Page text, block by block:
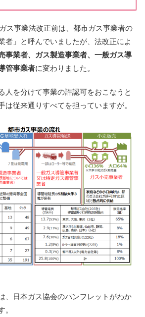
ス事業法改正前は、都市ガス事業者の
者」と呼んでいましたが、法改正によ
事業者、ガス製造事業者、一般ガス導
管事業者に変わりました。
人を分けて事業の許認可をおこなうと
は従来通りすべてを担っていますが。
、日本ガス協会のパンフレットがわか
。